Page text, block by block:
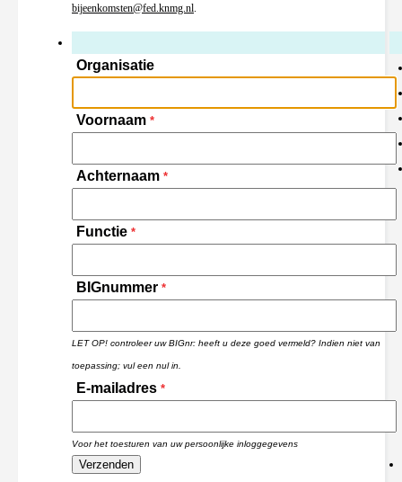
bijeenkomsten@fed.knmg.nl.
Organisatie
Voornaam *
Achternaam *
Functie *
BIGnummer *
LET OP! controleer uw BIGnr: heeft u deze goed vermeld? Indien niet van
toepassing; vul een nul in.
E-mailadres *
Voor het toesturen van uw persoonlijke inloggegevens